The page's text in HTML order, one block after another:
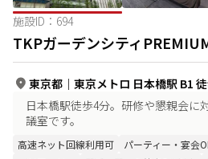
施設ID： 694
TKPガーデンシティ
東京都 ｜ 東京メトロ 日本橋駅 B1
日本橋駅徒歩4分。研修や懇親会に
議室です。
高速ネット回線利用可 パーティー・宴会